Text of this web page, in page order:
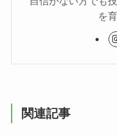
を
関連記事